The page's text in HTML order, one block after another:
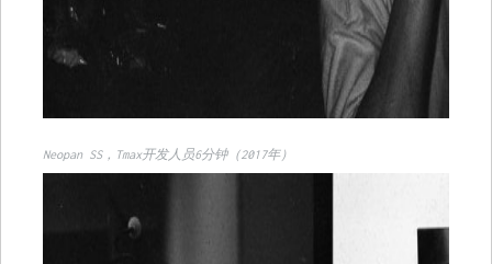
Neopan SS，Tmax开发人员6分钟（2017年）